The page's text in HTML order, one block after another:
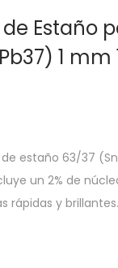
de Estaño
1 mm
estaño 63/37
un 2% de
rápidas y brillantes.